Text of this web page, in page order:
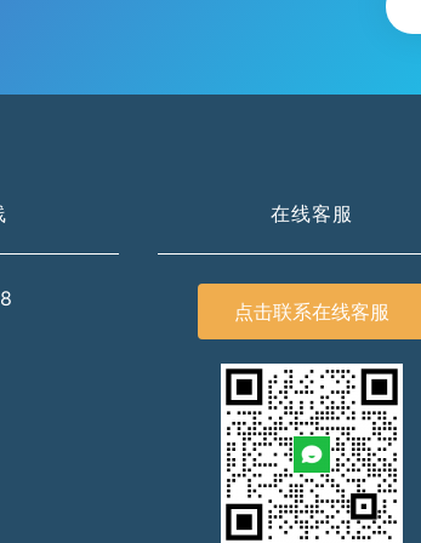
在线客服
点击联系在线客服